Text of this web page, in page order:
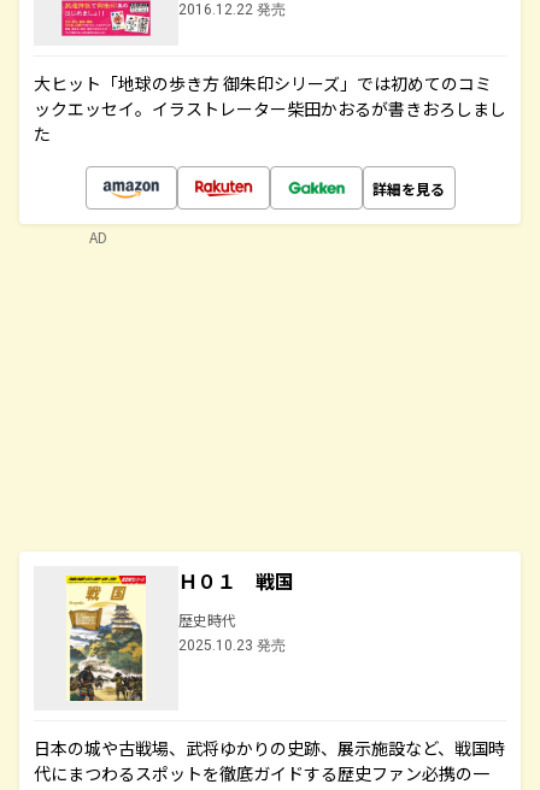
2016.12.22 発売
大ヒット「地球の歩き方 御朱印シリーズ」では初めてのコミ
ックエッセイ。イラストレーター柴田かおるが書きおろしまし
た
詳細を見る
Ｈ０１ 戦国
歴史時代
2025.10.23 発売
日本の城や古戦場、武将ゆかりの史跡、展示施設など、戦国時
代にまつわるスポットを徹底ガイドする歴史ファン必携の一
AD